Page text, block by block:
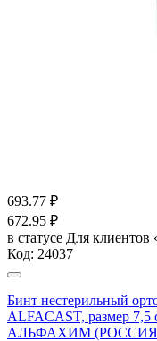
693.77 ₽
672.95 ₽
в статусе Для клиентов
Код: 24037
Бинт нестерильный
ALFACAST, размер 7,5
АЛЬФАХИМ